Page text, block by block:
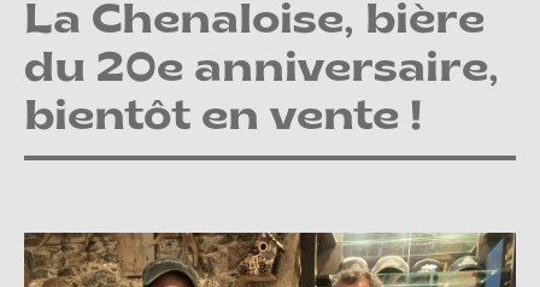
La Chenaloise, bière
du 20e anniversaire,
bientôt en vente !